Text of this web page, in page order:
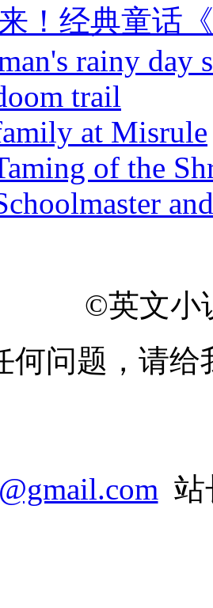
！经典童话
rainy day
trail
at Misrule
of the
©英文小
何问题，请给
站